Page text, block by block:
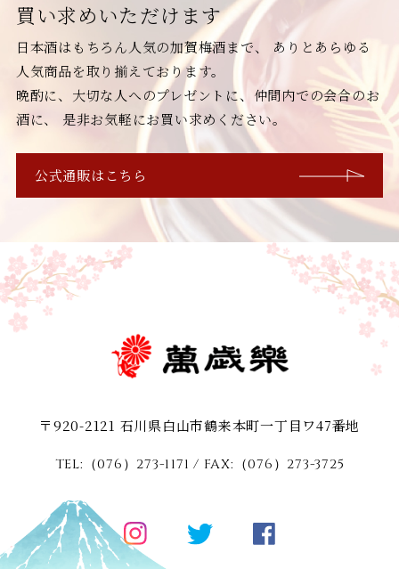
買い求めいただけます
日本酒はもちろん人気の加賀梅酒まで、
ありとあらゆる
人気商品を取り揃えております。
晩酌に、大切な人へのプレゼントに、仲間内での会合のお
酒に、
是非お気軽にお買い求めください。
公式通販はこちら
〒920-2121 石川県白山市鶴来本町一丁目ワ47番地
TEL:（076）273-1171 / FAX:（076）273-3725